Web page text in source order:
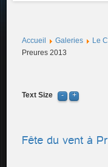
Accueil Galeries Le
Preures 2013
Text Size
Fête du vent à